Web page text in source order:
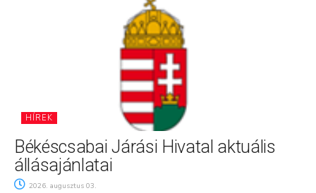
HÍREK
Békéscsabai Járási Hivatal aktuális
állásajánlatai
2026. augusztus 03.